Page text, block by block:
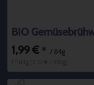
BIO
1,99 € * / 84g